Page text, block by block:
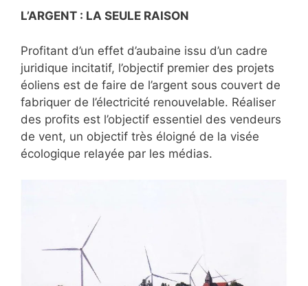
L’ARGENT : LA SEULE RAISON
Profitant d’un effet d’aubaine issu d’un cadre
juridique incitatif, l’objectif premier des projets
éoliens est de faire de l’argent sous couvert de
fabriquer de l’électricité renouvelable. Réaliser
des profits est l’objectif essentiel des vendeurs
de vent, un objectif très éloigné de la visée
écologique relayée par les médias.